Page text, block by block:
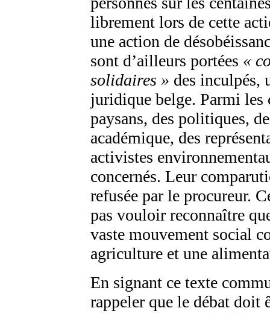
librement lors de cette
une action de
sont d’ailleurs portées «
solidaires » des inculpés,
juridique belge. Parmi les
paysans, des politiques,
académique, des
activistes
concernés. Leur
refusée par le procureur.
pas vouloir reconnaître
vaste mouvement social
agriculture et une
En signant ce texte
rappeler que le débat doit